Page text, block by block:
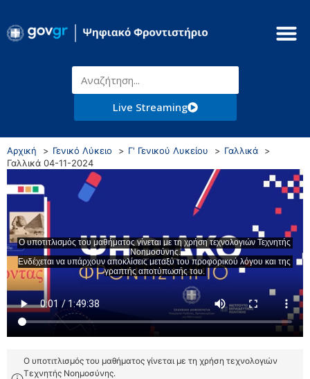
Live Streaming
Αρχική Γενικό Λύκειο Γ' Γενικού Λυκείου
Γαλλικά
Γαλλικά 04-11-2024
Ο υποτιτλισμός του μαθήματος γίνεται με τη χρήση τεχνολογιών
Τεχνητής Νοημοσύνης.